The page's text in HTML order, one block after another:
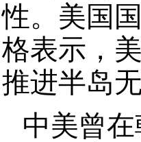
性。美国
格表示，
推进半岛
中美曾